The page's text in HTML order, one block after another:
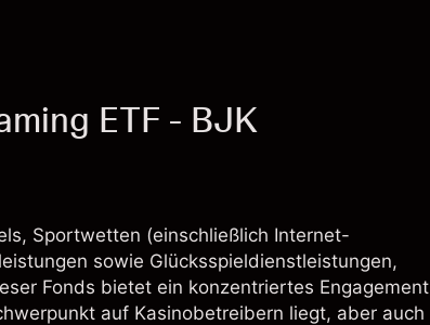
ETF - BJK
Sportwetten (einschließlich Internet-
sowie Glücksspieldienstleistungen,
Fonds bietet ein konzentriertes Engagement
auf Kasinobetreibern liegt, aber auch